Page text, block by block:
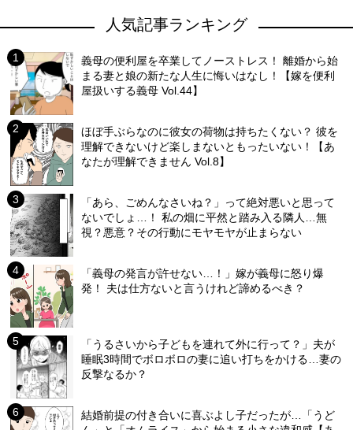
人気記事ランキング
義母の便利屋を卒業してノーストレス！ 離婚から始
まる妻と娘の新たな人生に悔いはなし！【嫁を便利
屋扱いする義母 Vol.44】
ほぼ手ぶらなのに彼女の荷物は持ちたくない？ 彼を
理解できないけど楽しまないともったいない！【あ
なたが理解できません Vol.8】
「あら、ごめんなさいね？」って絶対悪いと思って
ないでしょ…！ 私の畑に平然と踏み入る隣人…無
視？悪意？その行動にモヤモヤが止まらない
「義母の発言が許せない…！」嫁が義母に怒り爆
発！ 夫は仕方ないと言うけれど諦めるべき？
「うるさいから子どもを連れて外に行って？」夫が
睡眠3時間でボロボロの妻に追い打ちをかける…妻の
反撃なるか？
結婚前提の付き合いに喜ぶよし子だったが…「うど